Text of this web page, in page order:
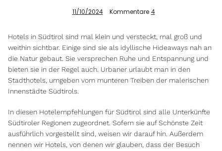
11/10/2024 Kommentare 4
Hotels in Südtirol sind mal klein und versteckt, mal groß und
weithin sichtbar. Einige sind sie als idyllische Hideaways nah an
die Natur gebaut. Sie versprechen Ruhe und Entspannung und
bieten sie in der Regel auch. Urbaner urlaubt man in den
Stadthotels, umgeben vom munteren Treiben der malerischen
Innenstädte Südtirols.
In diesen Hotelempfehlungen für Südtirol sind alle Unterkünfte
Südtiroler Regionen zugeordnet. Sofern sie auf Schönste Zeit
ausführlich vorgestellt sind, weisen wir darauf hin. Außerdem
nennen wir Hotels, von denen wir glauben, dass der Besuch